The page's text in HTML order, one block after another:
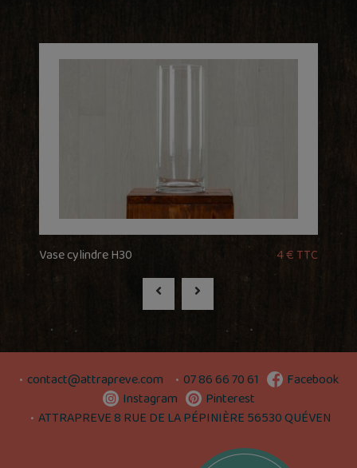
Vase cylindre H30 4 € TTC
contact@attrapreve.com 07 86 66 70 61 Facebook
Instagram Pinterest
ATTRAPREVE 8 RUE DE LA PÉPINIÈRE 56530 QUÉVEN